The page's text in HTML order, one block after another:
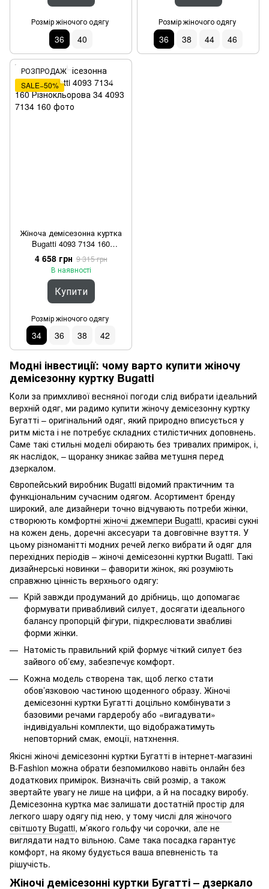
Розмір жіночого одягу
36 40
Розмір жіночого одягу
36 38 44 46
РОЗПРОДАЖ
SALE−50%
Жіноча демісезонна куртка
Bugatti 4093 7134 160
Різнокльорова 34
4 658 грн 9 315 грн
В наявності
Купити
Розмір жіночого одягу
34 36 38 42
Модні інвестиції: чому варто купити жіночу
демісезонну куртку Bugatti
Коли за примхливої весняної погоди слід вибрати ідеальний
верхній одяг, ми радимо купити жіночу демісезонну куртку
Бугатті – оригінальний одяг, який природно вписується у
ритм міста і не потребує складних стилістичних доповнень.
Саме такі стильні моделі обирають без тривалих примірок, і,
як наслідок, – щоранку зникає зайва метушня перед
дзеркалом.
Європейський виробник Bugatti відомий практичним та
функціональним сучасним одягом. Асортимент бренду
широкий, але дизайнери точно відчувають потреби жінки,
створюють комфортні жіночі джемпери Bugatti, красиві сукні
на кожен день, доречні аксесуари та довговічне взуття. У
цьому різноманітті модних речей легко вибрати й одяг для
перехідних періодів – жіночі демісезонні куртки Bugatti. Такі
дизайнерські новинки – фаворити жінок, які розуміють
справжню цінність верхнього одягу:
Крій завжди продуманий до дрібниць, що допомагає
формувати привабливий силует, досягати ідеального
балансу пропорцій фігури, підкреслювати звабливі
форми жінки.
Натомість правильний крій формує чіткий силует без
зайвого об’єму, забезпечує комфорт.
Кожна модель створена так, щоб легко стати
обов’язковою частиною щоденного образу. Жіночі
демісезонні куртки Бугатті доцільно комбінувати з
базовими речами гардеробу або «вигадувати»
індивідуальні комплекти, що відображатимуть
неповторний смак, емоції, натхнення.
Якісні жіночі демісезонні куртки Бугатті в інтернет-магазині
B-Fashion можна обрати безпомилково навіть онлайн без
додаткових примірок. Визначіть свій розмір, а також
звертайте увагу не лише на цифри, а й на посадку виробу.
Демісезонна куртка має залишати достатній простір для
легкого шару одягу під нею, у тому числі для жіночого
світшоту Bugatti, м’якого гольфу чи сорочки, але не
виглядати надто вільною. Саме така посадка гарантує
комфорт, на якому будується ваша впевненість та
рішучість.
Жіночі демісезонні куртки Бугатті – дзеркало